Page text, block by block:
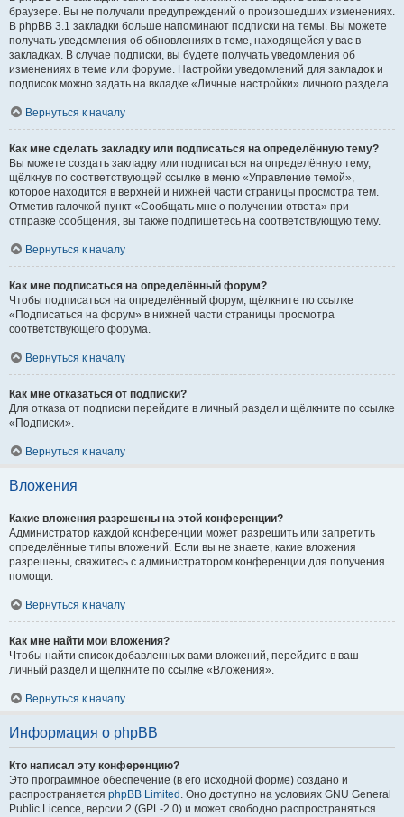
браузере. Вы не получали предупреждений о произошедших изменениях.
В phpBB 3.1 закладки больше напоминают подписки на темы. Вы можете
получать уведомления об обновлениях в теме, находящейся у вас в
закладках. В случае подписки, вы будете получать уведомления об
изменениях в теме или форуме. Настройки уведомлений для закладок и
подписок можно задать на вкладке «Личные настройки» личного раздела.
Вернуться к началу
Как мне сделать закладку или подписаться на определённую тему?
Вы можете создать закладку или подписаться на определённую тему,
щёлкнув по соответствующей ссылке в меню «Управление темой»,
которое находится в верхней и нижней части страницы просмотра тем.
Отметив галочкой пункт «Сообщать мне о получении ответа» при
отправке сообщения, вы также подпишетесь на соответствующую тему.
Вернуться к началу
Как мне подписаться на определённый форум?
Чтобы подписаться на определённый форум, щёлкните по ссылке
«Подписаться на форум» в нижней части страницы просмотра
соответствующего форума.
Вернуться к началу
Как мне отказаться от подписки?
Для отказа от подписки перейдите в личный раздел и щёлкните по ссылке
«Подписки».
Вернуться к началу
Вложения
Какие вложения разрешены на этой конференции?
Администратор каждой конференции может разрешить или запретить
определённые типы вложений. Если вы не знаете, какие вложения
разрешены, свяжитесь с администратором конференции для получения
помощи.
Вернуться к началу
Как мне найти мои вложения?
Чтобы найти список добавленных вами вложений, перейдите в ваш
личный раздел и щёлкните по ссылке «Вложения».
Вернуться к началу
Информация о phpBB
Кто написал эту конференцию?
Это программное обеспечение (в его исходной форме) создано и
распространяется phpBB Limited . Оно доступно на условиях GNU General
Public Licence, версии 2 (GPL-2.0) и может свободно распространяться.